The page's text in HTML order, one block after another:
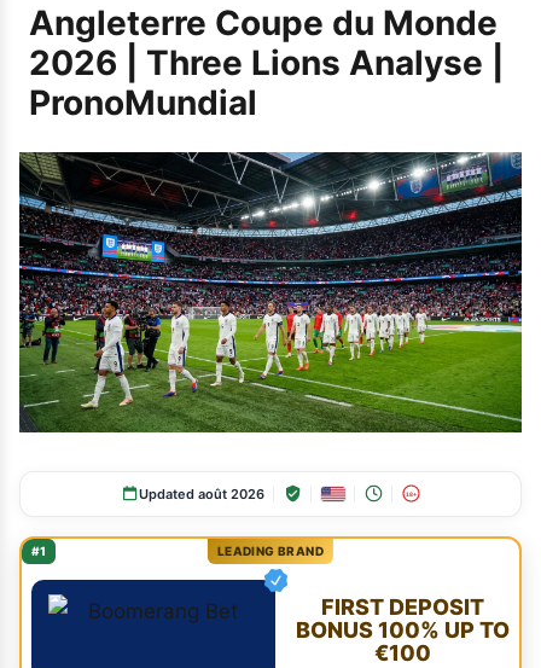
Angleterre Coupe du Monde
2026 | Three Lions Analyse |
PronoMundial
Updated août 2026 18+
#1 LEADING BRAND
FIRST DEPOSIT
BONUS 100% UP TO
€100